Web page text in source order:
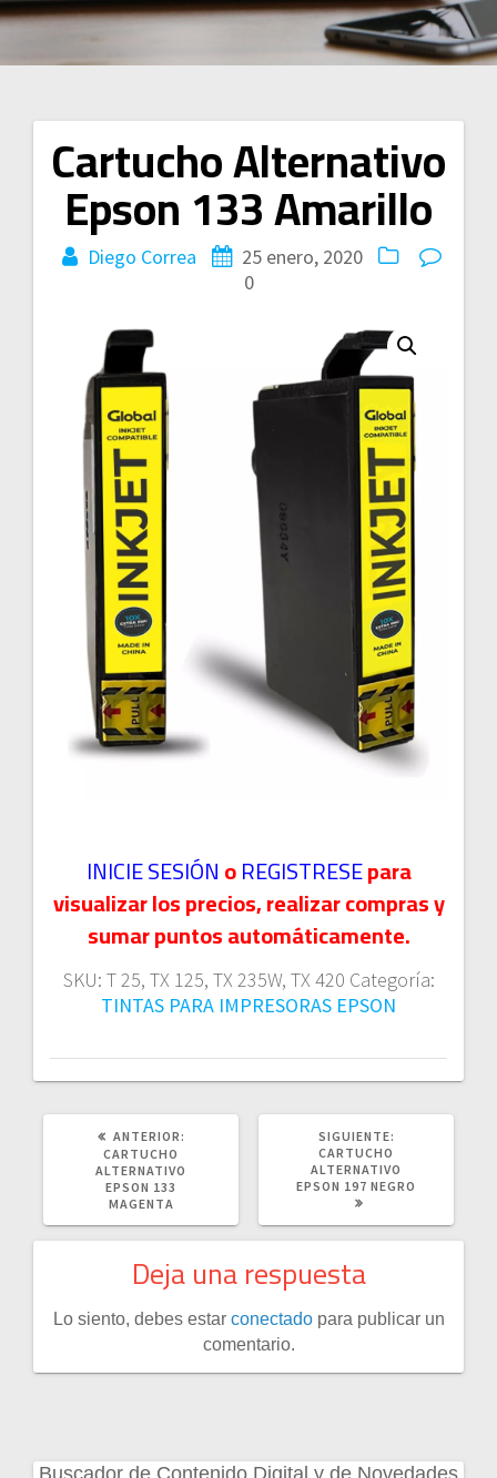
Cartucho Alternativo
Epson 133 Amarillo
Diego Correa
25 enero, 2020
0
INICIE SESIÓNoREGISTRESEpara
visualizar los precios, realizar compras y
sumar puntos automáticamente.
SKU: T 25, TX 125, TX 235W, TX 420 Categoría:
TINTAS PARA IMPRESORAS EPSON
Navegación
de
entradas
ANTERIOR:
CARTUCHO
ALTERNATIVO
EPSON 133
MAGENTA
SIGUIENTE:
CARTUCHO
ALTERNATIVO
EPSON 197 NEGRO
Deja una respuesta
Lo siento, debes estar conectadopara publicar un
comentario.